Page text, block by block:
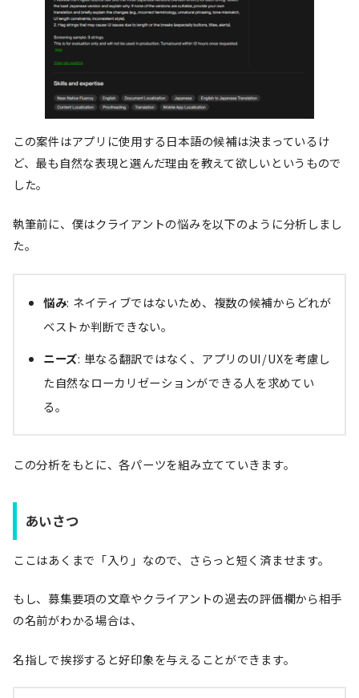
この案件はアプリに使用する日本語の候補は決まっているけ
ど、最も自然な表現と選んだ理由を教えて欲しいというもので
した。
執筆前に、僕はクライアントの悩みを以下のように分析しまし
た。
悩み: ネイティブではないため、複数の候補からどれが
ベストか判断できない。
ニーズ: 単なる翻訳ではなく、アプリのUI/UXを考慮し
た自然なローカリゼーションができる人を求めてい
る。
この分析をもとに、各パーツを組み立てていきます。
あいさつ
ここはあくまで「入り」なので、さらっと短く済ませます。
もし、募集要項の文章やクライアントの過去の評価欄から相手
の名前がわかる場合は、
名指しで挨拶すると好印象を与えることができます。